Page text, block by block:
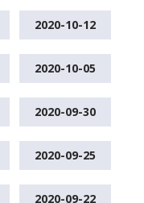
2020-10-12
2020-10-05
2020-09-30
2020-09-25
2020-09-22